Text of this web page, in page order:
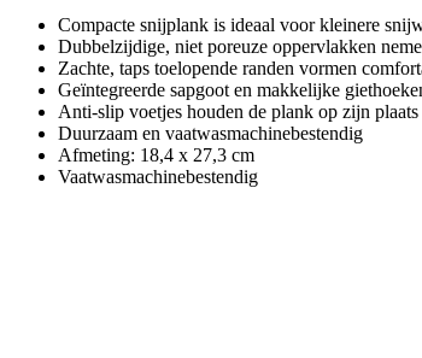
Compacte snijplank is ideaal voor kleinere
Dubbelzijdige, niet poreuze oppervlakken
Zachte, taps toelopende randen vormen
Geïntegreerde sapgoot en makkelijke
Anti-slip voetjes houden de plank op zijn
Duurzaam en vaatwasmachinebestendig
Afmeting: 18,4 x 27,3 cm
Vaatwasmachinebestendig